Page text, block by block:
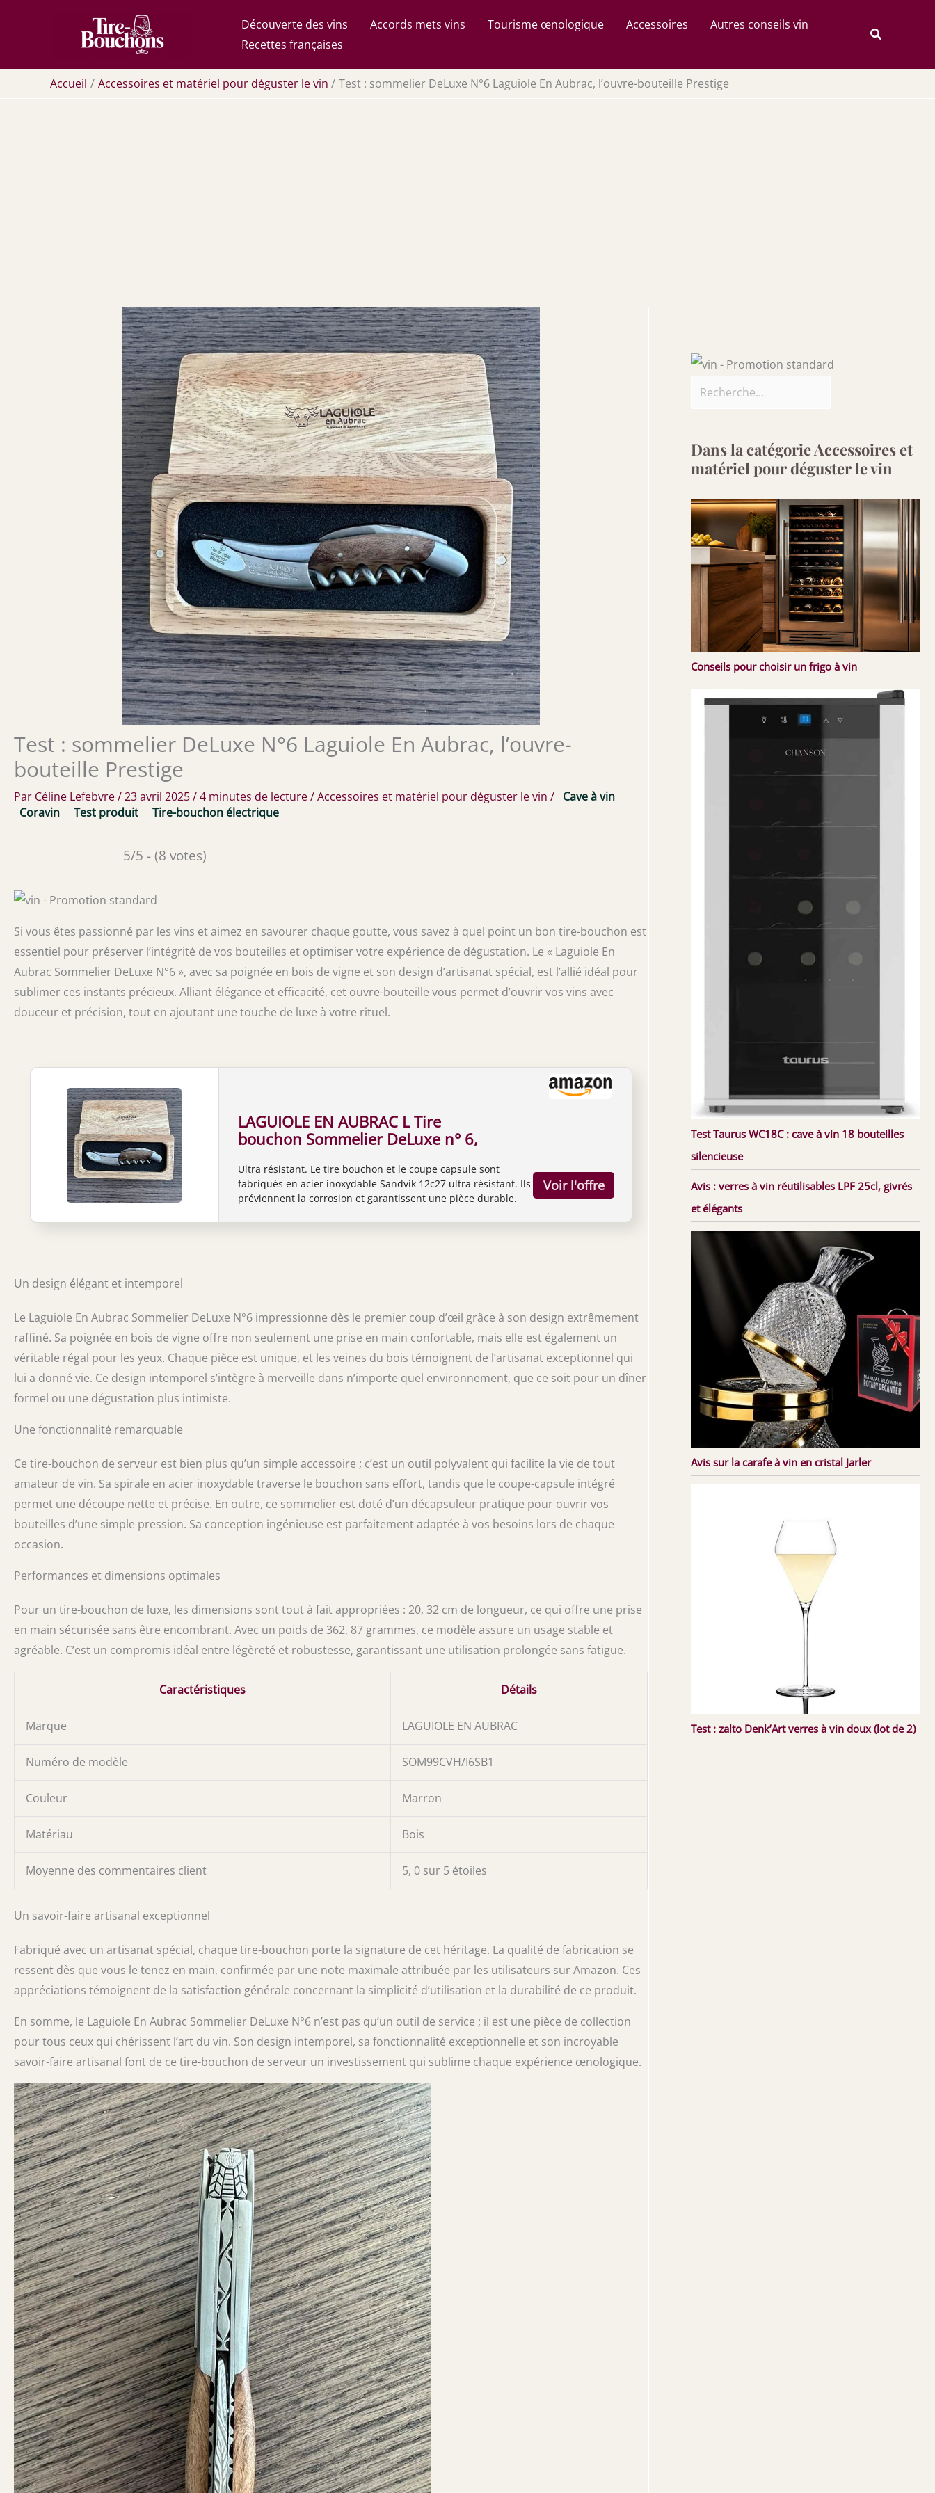
Découverte des vins Accords mets vins Tourisme œnologique Accessoires
Autres conseils vin
Recettes françaises
Rechercher
Accueil Accessoires et matériel pour déguster le vin Test : sommelier DeLuxe N°6 Laguiole En Aubrac, l’ouvre-bouteille Prestige
Test : sommelier DeLuxe N°6 Laguiole En Aubrac, l’ouvre-
bouteille Prestige
Par Céline Lefebvre/23 avril 2025/4 minutes de lecture/Accessoires et matériel pour déguster le vin / Cave à vin
Coravin
Test produit Tire-bouchon électrique
5/5 - (8 votes)
Si vous êtes passionné par les vins et aimez en savourer chaque goutte, vous savez à quel point un bon tire-bouchon est
essentiel pour préserver l’intégrité de vos bouteilles et optimiser votre expérience de dégustation. Le « Laguiole En
Aubrac Sommelier DeLuxe N°6 », avec sa poignée en bois de vigne et son design d’artisanat spécial, est l’allié idéal pour
sublimer ces instants précieux. Alliant élégance et efficacité, cet ouvre-bouteille vous permet d’ouvrir vos vins avec
douceur et précision, tout en ajoutant une touche de luxe à votre rituel.
LAGUIOLE EN AUBRAC L Tire
bouchon Sommelier DeLuxe n° 6,
bouchon avec coupe capsule et
décapsuleur Fabrication spéciale
pour le tire bouchon de luxe
Ultra résistant. Le tire bouchon et le coupe capsule sont
fabriqués en acier inoxydable Sandvik 12c27 ultra résistant. Ils
préviennent la corrosion et garantissent une pièce durable.
fixation renforcé, décapsuleur et coupe capsule à lame
dentelée. Magnifique emballage. Chaque unité est livrée dans
un coffret en chêne pour un rangement pratique.
Un design élégant et intemporel
Le Laguiole En Aubrac Sommelier DeLuxe N°6 impressionne dès le premier coup d’œil grâce à son design extrêmement
raffiné. Sa poignée en bois de vigne offre non seulement une prise en main confortable, mais elle est également un
véritable régal pour les yeux. Chaque pièce est unique, et les veines du bois témoignent de l’artisanat exceptionnel qui
lui a donné vie. Ce design intemporel s’intègre à merveille dans n’importe quel environnement, que ce soit pour un dîner
formel ou une dégustation plus intimiste.
Une fonctionnalité remarquable
Ce tire-bouchon de serveur est bien plus qu’un simple accessoire ; c’est un outil polyvalent qui facilite la vie de tout
amateur de vin. Sa spirale en acier inoxydable traverse le bouchon sans effort, tandis que le coupe-capsule intégré
permet une découpe nette et précise. En outre, ce sommelier est doté d’un décapsuleur pratique pour ouvrir vos
bouteilles d’une simple pression. Sa conception ingénieuse est parfaitement adaptée à vos besoins lors de chaque
occasion.
Performances et dimensions optimales
Pour un tire-bouchon de luxe, les dimensions sont tout à fait appropriées : 20, 32 cm de longueur, ce qui offre une prise
en main sécurisée sans être encombrant. Avec un poids de 362, 87 grammes, ce modèle assure un usage stable et
agréable. C’est un compromis idéal entre légèreté et robustesse, garantissant une utilisation prolongée sans fatigue.
Caractéristiques Détails
Marque LAGUIOLE EN AUBRAC
Numéro de modèle SOM99CVH/I6SB1
Couleur Marron
Matériau Bois
Moyenne des commentaires client 5, 0 sur 5 étoiles
Un savoir-faire artisanal exceptionnel
Fabriqué avec un artisanat spécial, chaque tire-bouchon porte la signature de cet héritage. La qualité de fabrication se
ressent dès que vous le tenez en main, confirmée par une note maximale attribuée par les utilisateurs sur Amazon. Ces
appréciations témoignent de la satisfaction générale concernant la simplicité d’utilisation et la durabilité de ce produit.
En somme, le Laguiole En Aubrac Sommelier DeLuxe N°6 n’est pas qu’un outil de service ; il est une pièce de collection
pour tous ceux qui chérissent l’art du vin. Son design intemporel, sa fonctionnalité exceptionnelle et son incroyable
savoir-faire artisanal font de ce tire-bouchon de serveur un investissement qui sublime chaque expérience œnologique.
Dans la catégorie Accessoires et
matériel pour déguster le vin
Conseils pour choisir un frigo à vin
Test Taurus WC18C : cave à vin 18 bouteilles
silencieuse
Avis : verres à vin réutilisables LPF 25cl, givrés
et élégants
Avis sur la carafe à vin en cristal Jarler
Test : zalto Denk’Art verres à vin doux (lot de 2)